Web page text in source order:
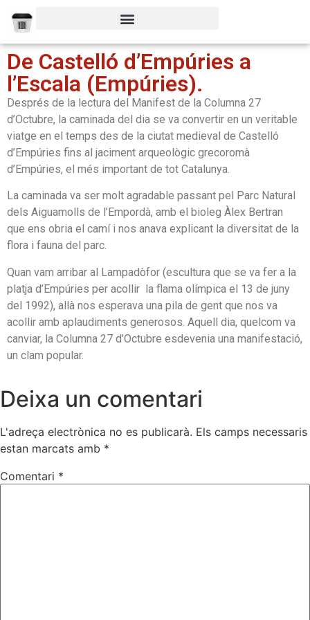
De Castelló d’Empúries a
l’Escala (Empúries).
Després de la lectura del Manifest de la Columna 27
d’Octubre, la caminada del dia se va convertir en un veritable
viatge en el temps des de la ciutat medieval de Castelló
d’Empúries fins al jaciment arqueològic grecoromà
d’Empúries, el més important de tot Catalunya.
La caminada va ser molt agradable passant pel Parc Natural
dels Aiguamolls de l’Empordà, amb el bioleg Àlex Bertran
que ens obria el camí i nos anava explicant la diversitat de la
flora i fauna del parc.
Quan vam arribar al Lampadòfor (escultura que se va fer a la
platja d’Empúries per acollir la flama olímpica el 13 de juny
del 1992), allà nos esperava una pila de gent que nos va
acollir amb aplaudiments generosos. Aquell dia, quelcom va
canviar, la Columna 27 d’Octubre esdevenia una manifestació,
un clam popular.
Deixa un comentari
L'adreça electrònica no es publicarà. Els camps necessaris
estan marcats amb *
Comentari *